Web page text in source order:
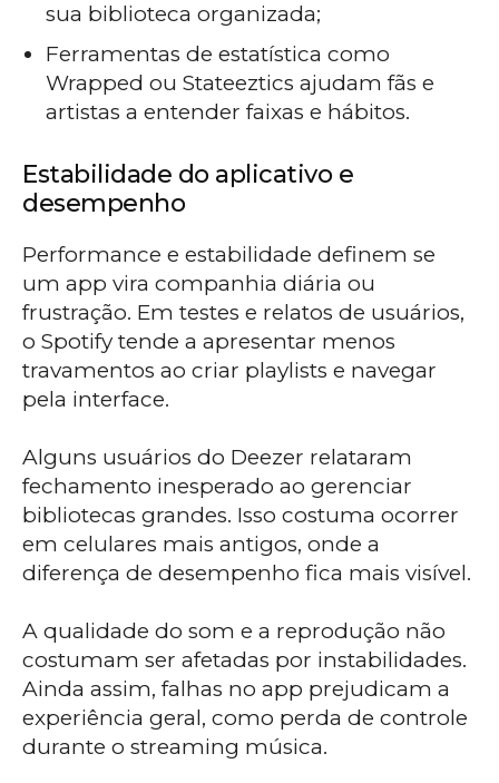
sua biblioteca organizada;
Ferramentas de estatística como
Wrapped ou Stateeztics ajudam fãs e
artistas a entender faixas e hábitos.
Estabilidade do aplicativo e
desempenho
Performance e estabilidade definem se
um app vira companhia diária ou
frustração. Em testes e relatos de usuários,
o Spotify tende a apresentar menos
travamentos ao criar playlists e navegar
pela interface.
Alguns usuários do Deezer relataram
fechamento inesperado ao gerenciar
bibliotecas grandes. Isso costuma ocorrer
em celulares mais antigos, onde a
diferença de desempenho fica mais visível.
A qualidade do som e a reprodução não
costumam ser afetadas por instabilidades.
Ainda assim, falhas no app prejudicam a
experiência geral, como perda de controle
durante o streaming música.